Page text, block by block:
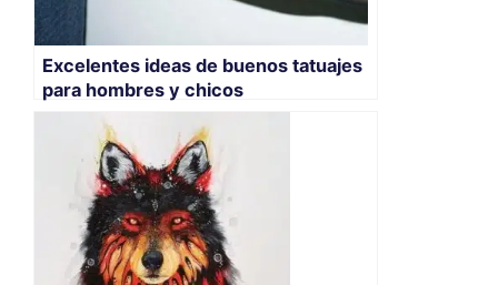
Excelentes ideas de buenos tatuajes
para hombres y chicos